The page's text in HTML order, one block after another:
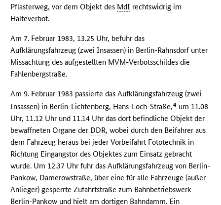
Pflasterweg, vor dem Objekt des MdI rechtswidrig im
Halteverbot.
Am 7. Februar 1983, 13.25 Uhr, befuhr das
Aufklärungsfahrzeug (zwei Insassen) in Berlin-Rahnsdorf unter
Missachtung des aufgestellten MVM-Verbotsschildes die
Fahlenbergstraße.
Am 9. Februar 1983 passierte das Aufklärungsfahrzeug (zwei
Insassen) in Berlin-Lichtenberg, Hans-Loch-Straße,4 um 11.08
Uhr, 11.12 Uhr und 11.14 Uhr das dort befindliche Objekt der
bewaffneten Organe der DDR, wobei durch den Beifahrer aus
dem Fahrzeug heraus bei jeder Vorbeifahrt Fototechnik in
Richtung Eingangstor des Objektes zum Einsatz gebracht
wurde. Um 12.37 Uhr fuhr das Aufklärungsfahrzeug von Berlin-
Pankow, Damerowstraße, über eine für alle Fahrzeuge (außer
Anlieger) gesperrte Zufahrtstraße zum Bahnbetriebswerk
Berlin-Pankow und hielt am dortigen Bahndamm. Ein